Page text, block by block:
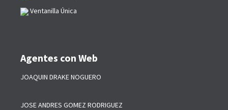
Ventanilla Única
Agentes con Web
JOAQUIN DRAKE NOGUERO
JOSE ANDRES GOMEZ RODRIGUEZ